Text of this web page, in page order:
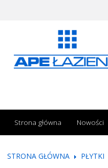
Strona główna Nowości
STRONA GŁÓWNA PŁYTKI